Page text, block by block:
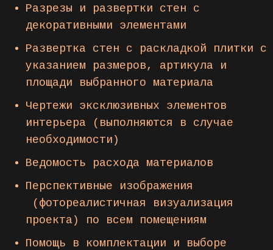
Разрезы и развертки стен с
декоративными элементами
Развертка стен с раскладкой плитки с
указанием размеров, артикула и
площади выбранного материала
Чертежи эксклюзивных элементов
интерьера (выполняются в случае
необходимости)
Ведомость расхода материалов
Перспективные изображения
(фотореалистичная визуализация
проекта) по всем помещениям
Помощь в комплектации и выборе